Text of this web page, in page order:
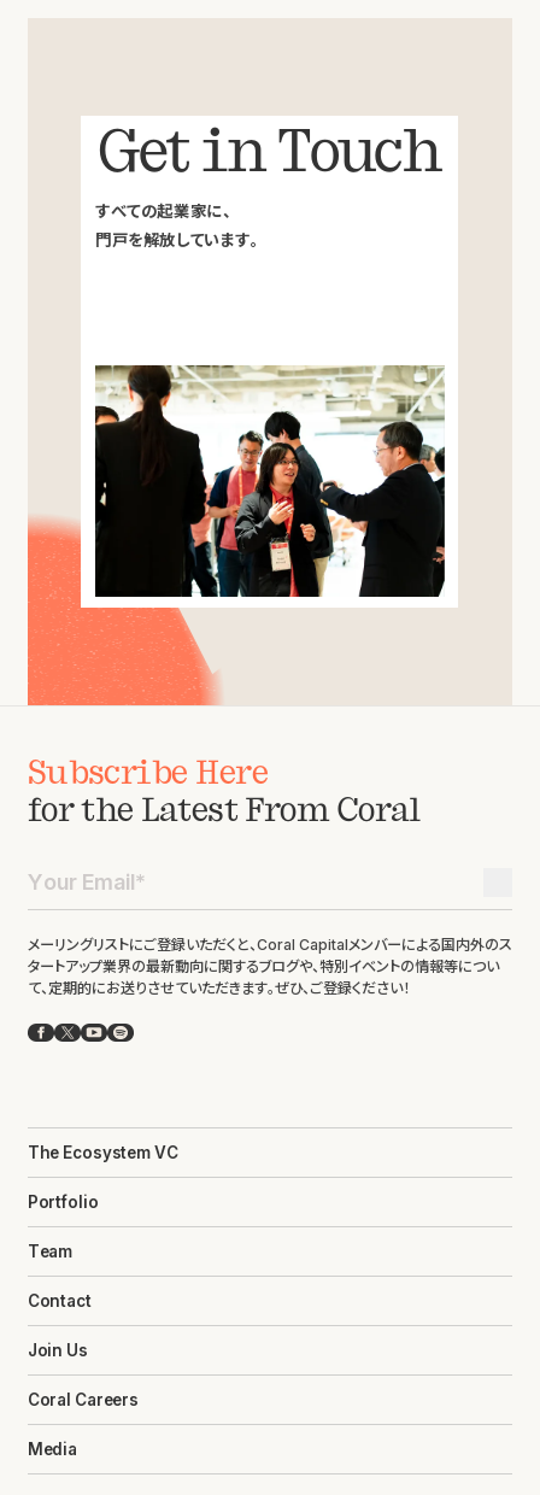
Get in Touch
すべての起業家に、
門戸を解放しています。
Subscribe Here
for the Latest From Coral
メーリングリストにご登録いただくと、Coral Capitalメンバーによる国内外のス
タートアップ業界の最新動向に関するブログや、特別イベントの情報等につい
て、定期的にお送りさせていただきます。ぜひ、ご登録ください！
Facebook
X YouTube
Spotify
The Ecosystem VC
Portfolio
Team
Contact
Join Us
Coral Careers
Media